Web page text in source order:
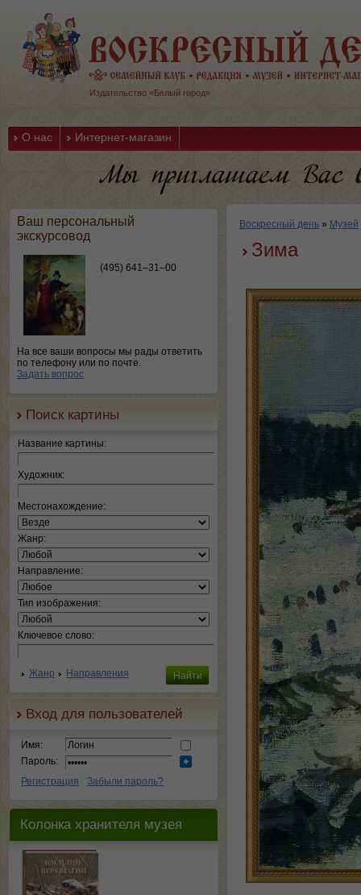
Издательство «Белый город»
О нас Интернет-магазин
Ваш персональный
экскурсовод
(495) 641–31–00
На все ваши вопросы мы рады ответить
по телефону или по почте.
Задать вопрос
Поиск картины
Название картины:
Художник:
Местонахождение:
Жанр:
Направление:
Тип изображения:
Ключевое слово:
Жанр Направления
Вход для пользователей
Имя:
Пароль:
Регистрация
Забыли пароль?
Колонка хранителя музея
Воскресный день » Музей
Зима